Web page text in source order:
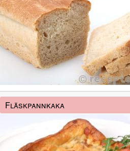
Fläskpannkaka